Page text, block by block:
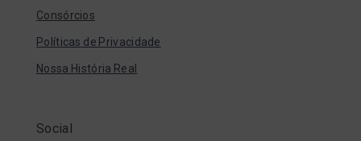
Consórcios
Políticas de Privacidade
Nossa História Real
Social